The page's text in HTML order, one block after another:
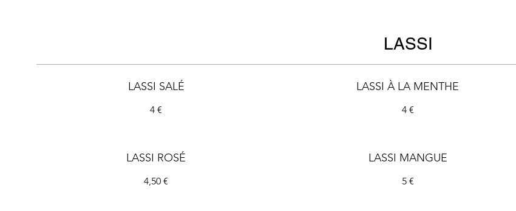
LASSI
LASSI SALÉ
4 €
LASSI À LA MENTHE
4 €
LASSI ROSÉ
4,50 €
LASSI MANGUE
5 €